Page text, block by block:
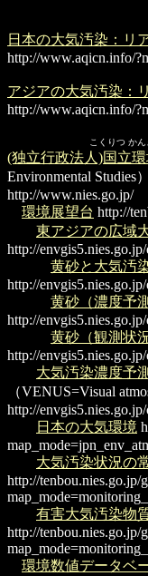
日本の大気汚染：リ
http://www.aqicn.info/
アジアの大気汚染：
http://www.aqicn.info/
こくりつ か
(独立行政法人)国立
Environmental Studies
http://www.nies.go.jp/
環境展望台 http://
東アジアの広域
http://envgis5.nies.go.jp/
黄砂と大気汚
http://
黄砂（濃度予測
http://
黄砂（観測状況
http://
大気汚染濃度予
（VENUS=Visual
http://
日本の大気環境
大気汚染状況の
http://tenbou.nies.go.jp/
有害大気汚染物
http://tenbou.nies.go.jp/
環境数値データベ